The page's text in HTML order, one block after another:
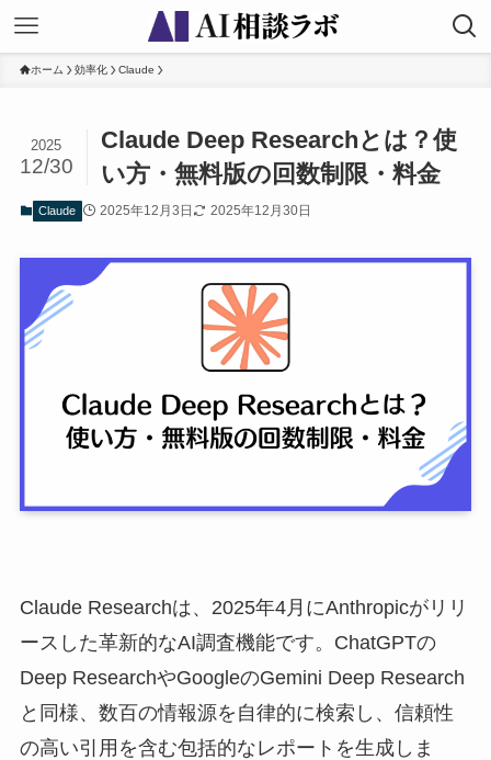
ホーム 効率化 Claude
Claude Deep Researchとは？使
い方・無料版の回数制限・料金
2025
12/30
Claude 2025年12月3日 2025年12月30日
Claude Researchは、2025年4月にAnthropicがリリ
ースした革新的なAI調査機能です。ChatGPTの
Deep ResearchやGoogleのGemini Deep Research
と同様、数百の情報源を自律的に検索し、信頼性
の高い引用を含む包括的なレポートを生成しま